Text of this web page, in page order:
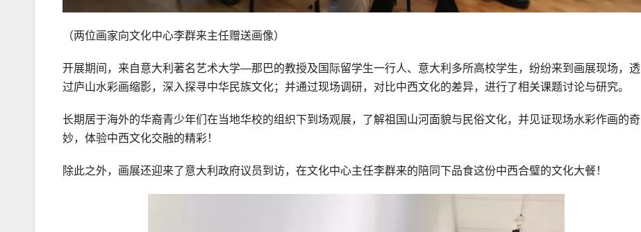
（两位画家向文化中心李群来主任赠送画像）
开展期间，来自意大利著名艺术大学—那巴的教授及国际留学生一行人、意大利多所高校学生，纷纷来到画展现场，透
过庐山水彩画缩影，深入探寻中华民族文化；并通过现场调研，对比中西文化的差异，进行了相关课题讨论与研究。
长期居于海外的华裔青少年们在当地华校的组织下到场观展，了解祖国山河面貌与民俗文化，并见证现场水彩作画的奇
妙，体验中西文化交融的精彩！
除此之外，画展还迎来了意大利政府议员到访，在文化中心主任李群来的陪同下品食这份中西合璧的文化大餐！